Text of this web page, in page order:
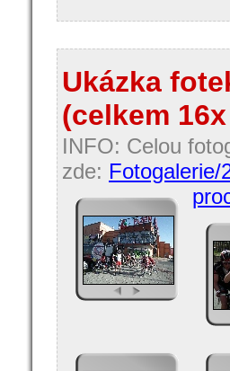
Ukázka
(celkem
INFO: Celou
zde: Fotogalerie/